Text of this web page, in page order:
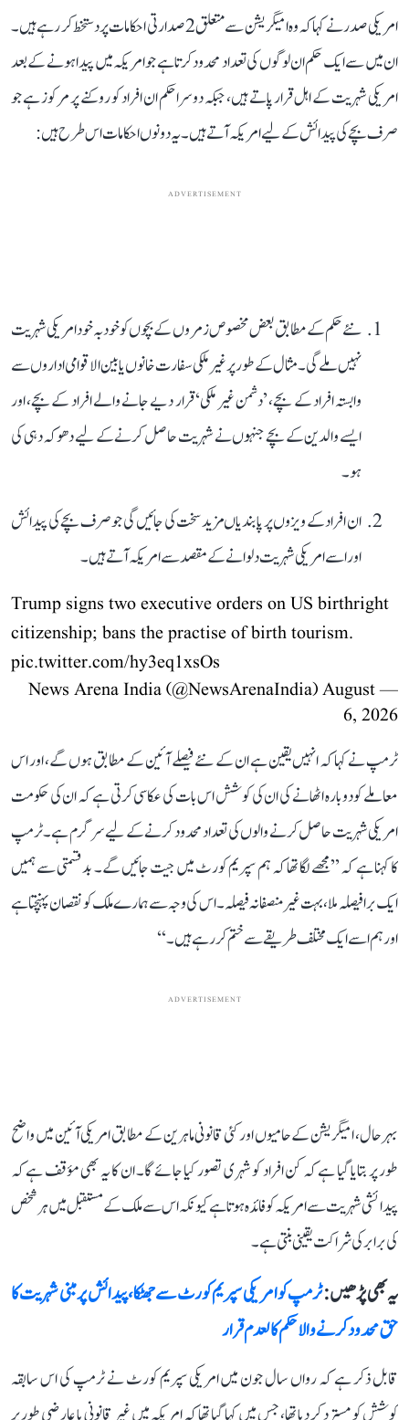
امریکی صدر نے کہا کہ وہ امیگریشن سے متعلق 2 صدارتی احکامات پر دستخط کر رہے ہیں۔
ان میں سے ایک حکم ان لوگوں کی تعداد محدود کرتا ہے جو امریکہ میں پیدا ہونے کے بعد
امریکی شہریت کے اہل قرار پاتے ہیں، جبکہ دوسرا حکم ان افراد کو روکنے پر مرکوز ہے جو
صرف بچے کی پیدائش کے لیے امریکہ آتے ہیں۔ یہ دونوں احکامات اس طرح ہیں:
ADVERTISEMENT
نئے حکم کے مطابق بعض مخصوص زمروں کے بچوں کو خود بہ خود امریکی شہریت
نہیں ملے گی۔ مثال کے طور پر غیر ملکی سفارت خانوں یا بین الاقوامی اداروں سے
وابستہ افراد کے بچے، ’دشمن غیر ملکی‘ قرار دیے جانے والے افراد کے بچے، اور
ایسے والدین کے بچے جنہوں نے شہریت حاصل کرنے کے لیے دھوکہ دہی کی
ہو۔
ان افراد کے ویزوں پر پابندیاں مزید سخت کی جائیں گی جو صرف بچے کی پیدائش
اور اسے امریکی شہریت دلوانے کے مقصد سے امریکہ آتے ہیں۔
Trump signs two executive orders on US birthright
citizenship; bans the practise of birth tourism.
pic.twitter.com/hy3eq1xsOs
— News Arena India (@NewsArenaIndia)
August
6, 2026
ٹرمپ نے کہا کہ انہیں یقین ہے ان کے نئے فیصلے آئین کے مطابق ہوں گے، اور اس
معاملے کو دوبارہ اٹھانے کی ان کی کوشش اس بات کی عکاسی کرتی ہے کہ ان کی حکومت
امریکی شہریت حاصل کرنے والوں کی تعداد محدود کرنے کے لیے سرگرم ہے۔ ٹرمپ
کا کہنا ہے کہ ’’مجھے لگا تھا کہ ہم سپریم کورٹ میں جیت جائیں گے۔ بدقسمتی سے ہمیں
ایک برا فیصلہ ملا، بہت غیر منصفانہ فیصلہ۔ اس کی وجہ سے ہمارے ملک کو نقصان پہنچتا ہے
اور ہم اسے ایک مختلف طریقے سے ختم کر رہے ہیں۔‘‘
ADVERTISEMENT
بہرحال، امیگریشن کے حامیوں اور کئی قانونی ماہرین کے مطابق امریکی آئین میں واضح
طور پر بتایا گیا ہے کہ کن افراد کو شہری تصور کیا جائے گا۔ ان کا یہ بھی مؤقف ہے کہ
پیدائشی شہریت سے امریکہ کو فائدہ ہوتا ہے کیونکہ اس سے ملک کے مستقبل میں ہر شخص
کی برابر کی شراکت یقینی بنتی ہے۔
یہ بھی پڑھیں :ٹرمپ کو امریکی سپریم کورٹ سے جھٹکا، پیدائش پر مبنی شہریت کا
حق محدود کرنے والا حکم کالعدم قرار
قابل ذکر ہے کہ رواں سال جون میں امریکی سپریم کورٹ نے ٹرمپ کی اس سابقہ